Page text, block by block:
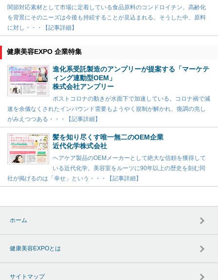
関節対応素材として市場に定着している食品原料のコンドロイチン。高齢化
を背景にそのニーズは今後も持続することが見込まれる。そうした中、原料
に対し・・・【記事詳細】
健康美容EXPO 企業特集
進化系受託製造のアンプリーが提案する「マーケテ
ィング連動型OEM」
株式会社アンプリー
ポストコロナの動きが水面下で加速している。コロナ禍で減
速を余儀なくされたインバウンド需要もようやく規制が解かれ、復調の兆し
がみえつつある・・・【記事詳細】
髪を知り尽くす唯一無二のOEM企業
近代化学株式会社
ヘアケア製品のOEMメーカーとして絶大な信頼を獲得して
いる近代化学。美容室をルーツに90年以上の歴史を刻む同
社が掲げるのは「幸せ」という・・・【記事詳細】
ホーム
健康美容EXPOとは
サイトマップ